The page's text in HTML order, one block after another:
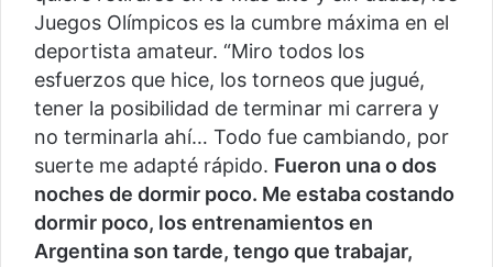
Juegos Olímpicos es la cumbre máxima en el
deportista amateur. “Miro todos los
esfuerzos que hice, los torneos que jugué,
tener la posibilidad de terminar mi carrera y
no terminarla ahí… Todo fue cambiando, por
suerte me adapté rápido. Fueron una o dos
noches de dormir poco. Me estaba costando
dormir poco, los entrenamientos en
Argentina son tarde, tengo que trabajar,